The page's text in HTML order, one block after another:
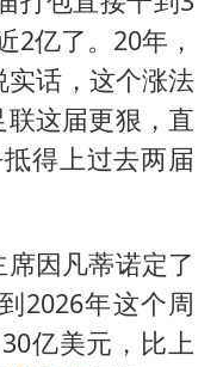
2亿了。20年，
实话，这个涨法
这届更狠，直
得上过去两届
因凡蒂诺定了
2026年这个周
亿美元，比上